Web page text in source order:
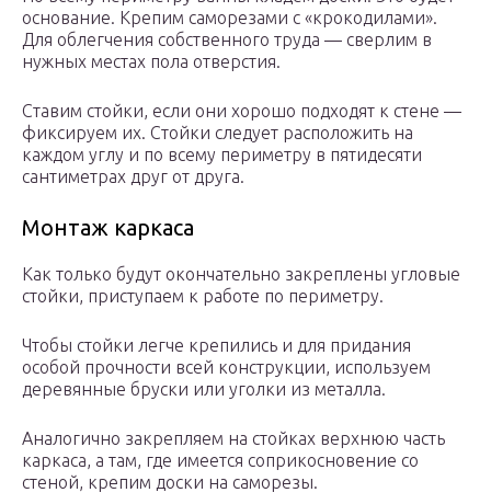
основание. Крепим саморезами с «крокодилами».
Для облегчения собственного труда — сверлим в
нужных местах пола отверстия.
Ставим стойки, если они хорошо подходят к стене —
фиксируем их. Стойки следует расположить на
каждом углу и по всему периметру в пятидесяти
сантиметрах друг от друга.
Монтаж каркаса
Как только будут окончательно закреплены угловые
стойки, приступаем к работе по периметру.
Чтобы стойки легче крепились и для придания
особой прочности всей конструкции, используем
деревянные бруски или уголки из металла.
Аналогично закрепляем на стойках верхнюю часть
каркаса, а там, где имеется соприкосновение со
стеной, крепим доски на саморезы.